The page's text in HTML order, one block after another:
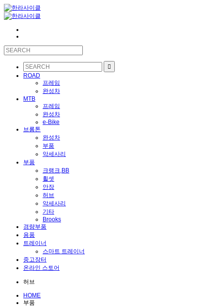
ROAD
프레임
완성차
MTB
프레임
완성차
e-Bike
브롬톤
완성차
부품
악세사리
부품
크랭크,BB
휠셋
안장
허브
악세사리
기타
Brooks
경량부품
용품
트레이너
스마트 트레이너
중고장터
온라인 스토어
허브
HOME
부품